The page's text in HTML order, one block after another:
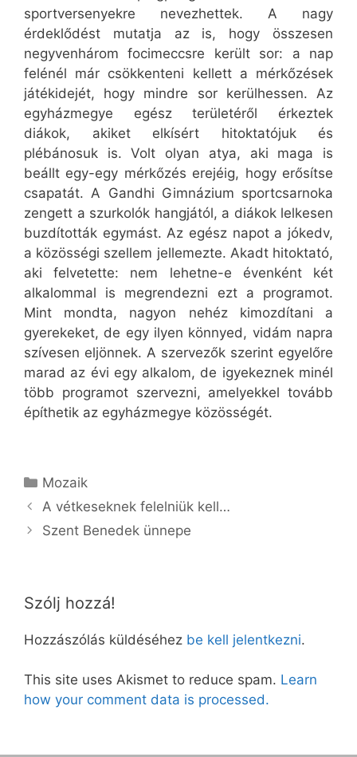
sportversenyekre nevezhettek. A nagy
érdeklődést mutatja az is, hogy összesen
negyvenhárom focimeccsre került sor: a nap
felénél már csökkenteni kellett a mérkőzések
játékidejét, hogy mindre sor kerülhessen. Az
egyházmegye egész területéről érkeztek
diákok, akiket elkísért hitoktatójuk és
plébánosuk is. Volt olyan atya, aki maga is
beállt egy-egy mérkőzés erejéig, hogy erősítse
csapatát. A Gandhi Gimnázium sportcsarnoka
zengett a szurkolók hangjától, a diákok lelkesen
buzdították egymást. Az egész napot a jókedv,
a közösségi szellem jellemezte. Akadt hitoktató,
aki felvetette: nem lehetne-e évenként két
alkalommal is megrendezni ezt a programot.
Mint mondta, nagyon nehéz kimozdítani a
gyerekeket, de egy ilyen könnyed, vidám napra
szívesen eljönnek. A szervezők szerint egyelőre
marad az évi egy alkalom, de igyekeznek minél
több programot szervezni, amelyekkel tovább
építhetik az egyházmegye közösségét.
Kategória
Mozaik
A vétkeseknek felelniük kell…
Szent Benedek ünnepe
Szólj hozzá!
Hozzászólás küldéséhez be kell jelentkezni.
This site uses Akismet to reduce spam. Learn
how your comment data is processed.